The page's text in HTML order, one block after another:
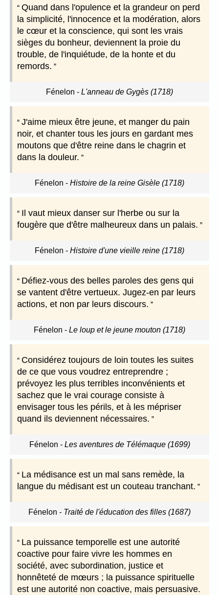
Quand dans l'opulence et la grandeur on perd
la simplicité, l'innocence et la modération, alors
le cœur et la conscience, qui sont les vrais
sièges du bonheur, deviennent la proie du
trouble, de l'inquiétude, de la honte et du
remords.
Fénelon - L'anneau de Gygès (1718)
J'aime mieux être jeune, et manger du pain
noir, et chanter tous les jours en gardant mes
moutons que d'être reine dans le chagrin et
dans la douleur.
Fénelon - Histoire de la reine Gisèle (1718)
Il vaut mieux danser sur l'herbe ou sur la
fougère que d'être malheureux dans un palais.
Fénelon - Histoire d'une vieille reine (1718)
Défiez-vous des belles paroles des gens qui
se vantent d'être vertueux. Jugez-en par leurs
actions, et non par leurs discours.
Fénelon - Le loup et le jeune mouton (1718)
Considérez toujours de loin toutes les suites
de ce que vous voudrez entreprendre ;
prévoyez les plus terribles inconvénients et
sachez que le vrai courage consiste à
envisager tous les périls, et à les mépriser
quand ils deviennent nécessaires.
Fénelon - Les aventures de Télémaque (1699)
La médisance est un mal sans remède, la
langue du médisant est un couteau tranchant.
Fénelon - Traité de l'éducation des filles (1687)
La puissance temporelle est une autorité
coactive pour faire vivre les hommes en
société, avec subordination, justice et
honnêteté de mœurs ; la puissance spirituelle
est une autorité non coactive, mais persuasive.